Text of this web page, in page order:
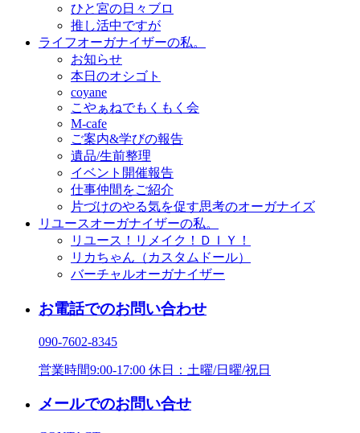
ひと宮の日々ブロ
推し活中ですが
ライフオーガナイザーの私。
お知らせ
本日のオシゴト
coyane
こやぁねでもくもく会
M-cafe
ご案内&学びの報告
遺品/生前整理
イベント開催報告
仕事仲間をご紹介
片づけのやる気を促す思考のオーガナイズ
リユースオーガナイザーの私。
リユース！リメイク！ＤＩＹ！
リカちゃん（カスタムドール）
バーチャルオーガナイザー
お電話でのお問い合わせ
090-7602-8345
営業時間9:00-17:00 休日：土曜/日曜/祝日
メールでのお問い合せ